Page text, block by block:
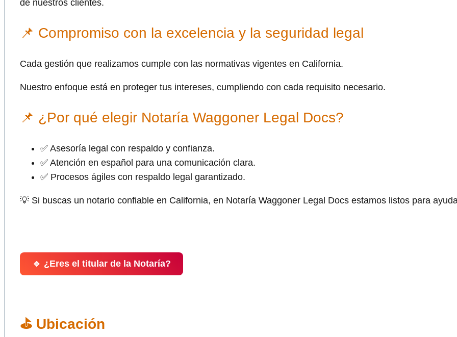
de nuestros clientes.
📌 Compromiso con la excelencia y la seguridad legal
Cada gestión que realizamos cumple con las normativas vigentes en California.
Nuestro enfoque está en proteger tus intereses, cumpliendo con cada requisito necesario.
📌 ¿Por qué elegir Notaría Waggoner Legal Docs?
✅ Asesoría legal con respaldo y confianza.
✅ Atención en español para una comunicación clara.
✅ Procesos ágiles con respaldo legal garantizado.
💡 Si buscas un notario confiable en California, en Notaría Waggoner Legal Docs estamos listos para
🔹 ¿Eres el titular de la Notaría?
⛳ Ubicación